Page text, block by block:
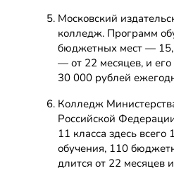
Московский
колледж. Программ
бюджетных мест — 15,
— от 22 месяцев, и его
30 000 рублей
Колледж
Российской
11 класса здесь всего
обучения, 110
длится от 22 месяцев